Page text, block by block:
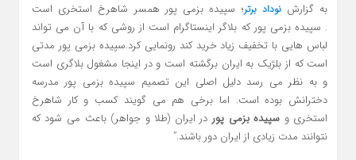
به گزارشنوداد برتر؛ سپیده بزمی پور همسر شاهرخ استخری است
. سپیده بزمی پور که بلاگر اینستاگرام است از روشی که با آن می تواند
لباس هایی با تخفیف زیاد خرید کند رونمایی کرد.سپیده بزمی پور مدتی
است که از بلژیک به ایران برگشته است و در اینجا مشغول بلاگری است
و به نظر می رسد دلیل اصلی این تصمیم سپیده بزمی پور مدرسه
دخترانش بوده است. اما برخی هم می گویند کسب و کار شاهرخ
استخری و سپیده بزمی پوردر ایران (طلا و جواهر) باعث می شود که
نتوانند مدت زیادی از ایران دور باشند.”